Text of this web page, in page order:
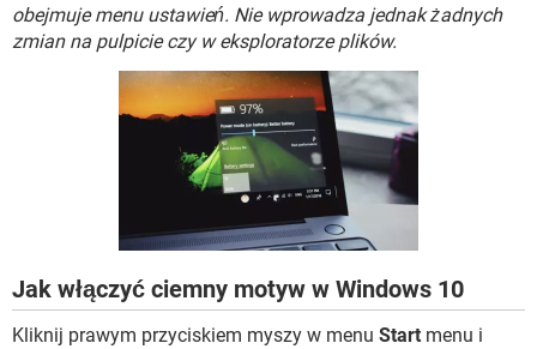
WINDOWS 10
INSTAGRAM FACEBOOK
GRY WHATSAPP
FACEBOOK
obejmuje menu ustawień. Nie wprowadza jednak żadnych
zmian na pulpicie czy w eksploratorze plików.
Jak włączyć ciemny motyw w Windows 10
Kliknij prawym przyciskiem myszy w menu Start menu i